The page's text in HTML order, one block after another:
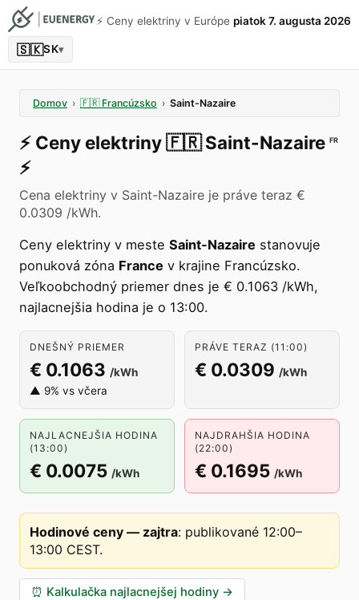
⚡️ Ceny elektriny v Európe piatok 7. augusta 2026
🇸🇰SK▾
Domov › 🇫🇷 Francúzsko › Saint-Nazaire
⚡️ Ceny elektriny🇫🇷 Saint-Nazaire FR
⚡️
Cena elektriny v Saint-Nazaire je práve teraz €
0.0309 /kWh.
Ceny elektriny v meste Saint-Nazaire stanovuje
ponuková zóna France v krajine Francúzsko.
Veľkoobchodný priemer dnes je € 0.1063 /kWh,
najlacnejšia hodina je o 13:00.
DNEŠNÝ PRIEMER
€ 0.1063 /kWh
▲ 9% vs včera
PRÁVE TERAZ (11:00)
€ 0.0309 /kWh
NAJLACNEJŠIA HODINA
(13:00)
€ 0.0075 /kWh
NAJDRAHŠIA HODINA
(22:00)
€ 0.1695 /kWh
Hodinové ceny — zajtra: publikované 12:00–
13:00 CEST.
⏰ Kalkulačka najlacnejšej hodiny →